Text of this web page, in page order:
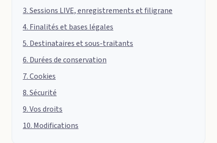
3. Sessions LIVE, enregistrements et filigrane
4. Finalités et bases légales
5. Destinataires et sous-traitants
6. Durées de conservation
7. Cookies
8. Sécurité
9. Vos droits
10. Modifications